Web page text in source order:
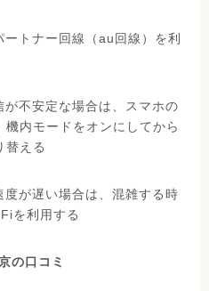
トナー回線（au回線）を利
不安定な場合は、スマホの
内モードをオンにしてから
替える
が遅い場合は、混雑する時
を利用する
の口コミ